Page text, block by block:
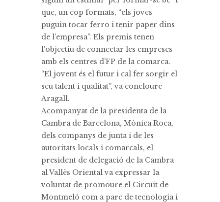
que, un cop formats, “els joves
puguin tocar ferro i tenir paper dins
de l’empresa”. Els premis tenen
l’objectiu de connectar les empreses
amb els centres d’FP de la comarca.
“El jovent és el futur i cal fer sorgir el
seu talent i qualitat”, va concloure
Aragall.
Acompanyat de la presidenta de la
Cambra de Barcelona, Mònica Roca,
dels companys de junta i de les
autoritats locals i comarcals, el
president de delegació de la Cambra
al Vallès Oriental va expressar la
voluntat de promoure el Circuit de
Montmeló com a parc de tecnologia i